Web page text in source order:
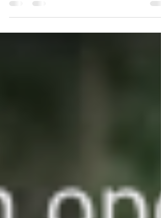
kunnen blijven met hun broer(s) of zus(sen)...